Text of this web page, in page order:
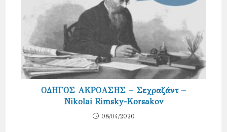
ΟΔΗΓΟΣ ΑΚΡΟΑΣΗΣ – Σεχραζάντ –
Nikolai Rimsky-Korsakov
08/04/2020